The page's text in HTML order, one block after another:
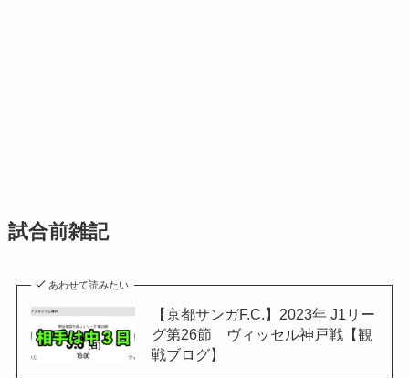
試合前雑記
あわせて読みたい
【京都サンガF.C.】2023年 J1リー
グ第26節 ヴィッセル神戸戦【観
戦ブログ】